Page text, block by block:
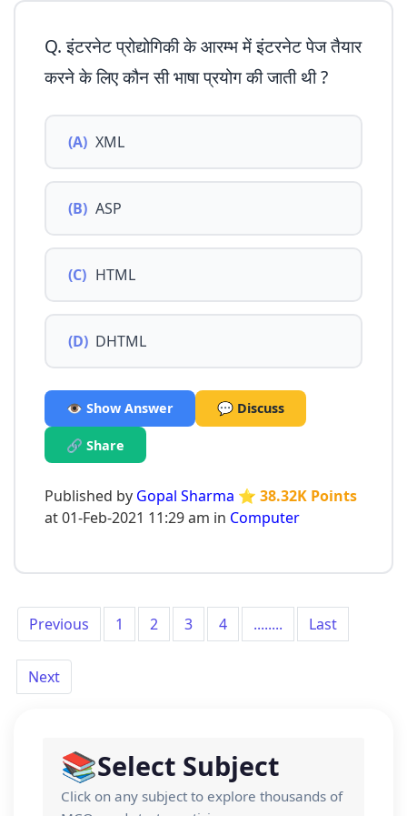
Q. इंटरनेट प्रोद्योगिकी के आरम्भ में इंटरनेट पेज तैयार
करने के लिए कौन सी भाषा प्रयोग की जाती थी ?
(A) XML
(B) ASP
(C) HTML
(D) DHTML
👁️ Show Answer 💬 Discuss
🔗 Share
Published by Gopal Sharma ⭐ 38.32K Points
at 01-Feb-2021 11:29 am in Computer
Previous 1 2 3 4 ........ Last
Next
📚Select Subject
Click on any subject to explore thousands of